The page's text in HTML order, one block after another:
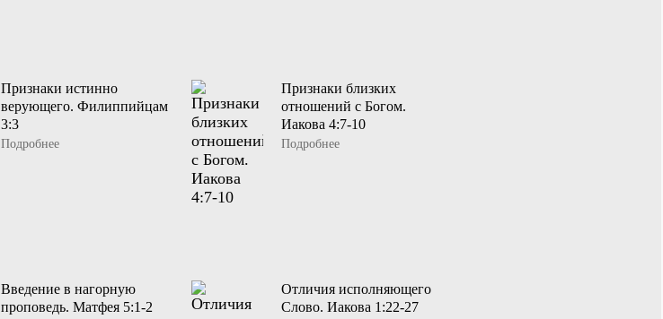
Признаки истинно
верующего. Филиппийцам
3:3
Подробнее
Признаки близких
отношений с Богом.
Иакова 4:7-10
Подробнее
Введение в нагорную
проповедь. Матфея 5:1-2
Отличия исполняющего
Слово. Иакова 1:22-27